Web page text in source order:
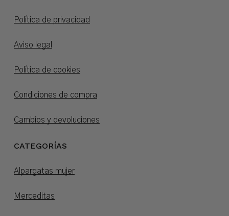
Política de privacidad
Aviso legal
Política de cookies
Condiciones de compra
Cambios y devoluciones
CATEGORÍAS
Alpargatas mujer
Merceditas